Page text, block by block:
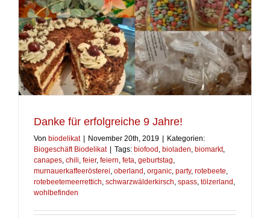
Danke für erfolgreiche 9 Jahre!
Von biodelikat November 20th, 2019
Kategorien:
Biogeschäft Biodelikat
Tags: biofood , bioladen, biomarkt,
canapes, chili, feier, feiern, feta, geburtstag,
murnauerkaffeerösterei, oberland , organic, party, rotebeete,
rotebeetemeerrettich, schwarzwälderkirsch, spass, tölzerland ,
wohlbefinden